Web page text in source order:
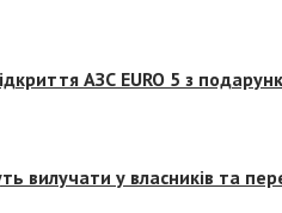
АЗС EURO 5 з
вилучати у власників та